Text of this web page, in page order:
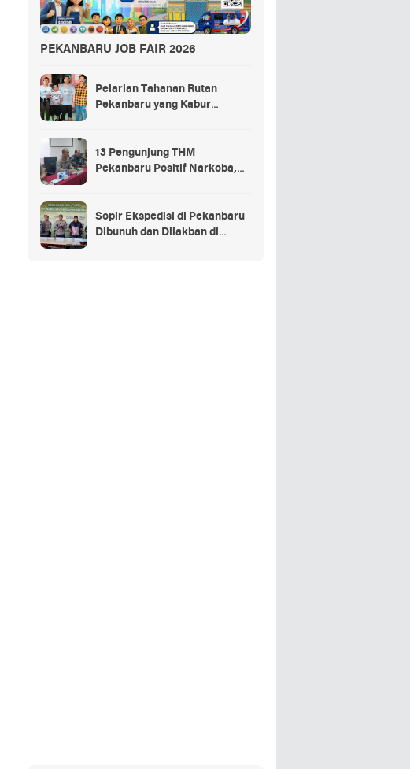
PEKANBARU JOB FAIR 2026
Pelarian Tahanan Rutan
Pekanbaru yang Kabur
13 Pengunjung THM
Pekanbaru Positif Narkoba,
Sopir Ekspedisi di Pekanbaru
Dibunuh dan Dilakban di